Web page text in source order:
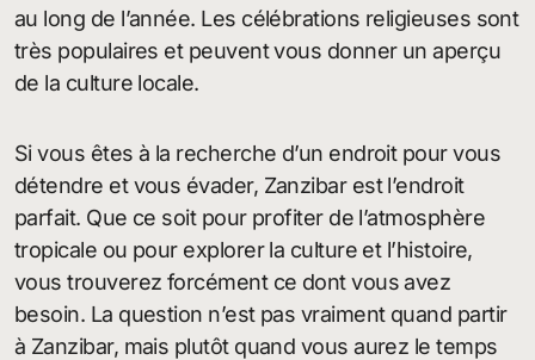
au long de l’année. Les célébrations religieuses sont
très populaires et peuvent vous donner un aperçu
de la culture locale.
Si vous êtes à la recherche d’un endroit pour vous
détendre et vous évader, Zanzibar est l’endroit
parfait. Que ce soit pour profiter de l’atmosphère
tropicale ou pour explorer la culture et l’histoire,
vous trouverez forcément ce dont vous avez
besoin. La question n’est pas vraiment quand partir
à Zanzibar, mais plutôt quand vous aurez le temps